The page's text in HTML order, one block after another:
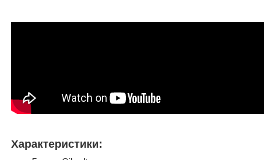
Характеристики: